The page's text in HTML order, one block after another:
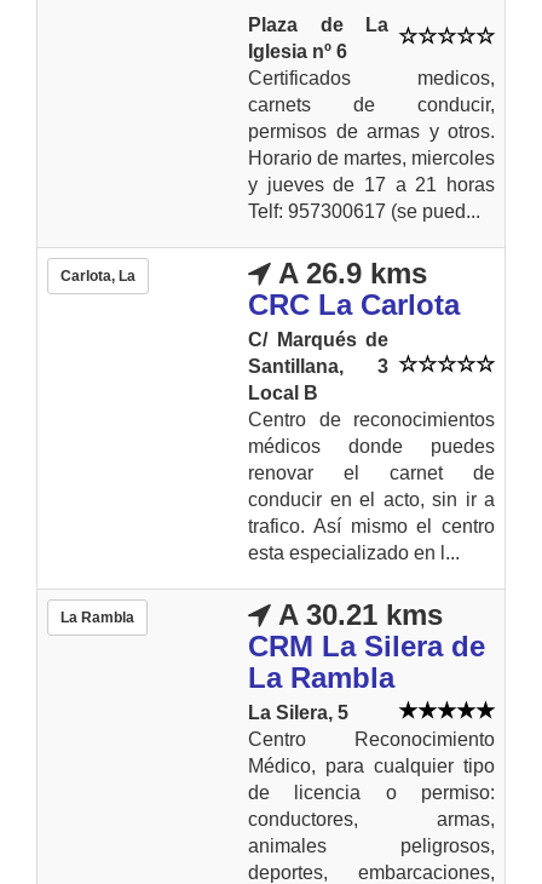
Plaza de La
Iglesia nº 6
Certificados medicos,
carnets de conducir,
permisos de armas y otros.
Horario de martes, miercoles
y jueves de 17 a 21 horas
Telf: 957300617 (se pued...
Carlota, La
A 26.9 kms
CRC La Carlota
C/ Marqués de
Santillana, 3
Local B
Centro de reconocimientos
médicos donde puedes
renovar el carnet de
conducir en el acto, sin ir a
trafico. Así mismo el centro
esta especializado en l...
La Rambla
A 30.21 kms
CRM La Silera de
La Rambla
La Silera, 5
Centro Reconocimiento
Médico, para cualquier tipo
de licencia o permiso:
conductores, armas,
animales peligrosos,
deportes, embarcaciones,